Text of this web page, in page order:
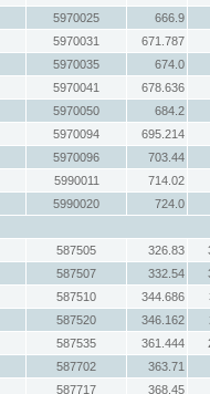
5970025
666.9
5970031
671.787
5970035
674.0
5970041
678.636
5970050
684.2
5970094
695.214
5970096
703.44
5990011
714.02
5990020
724.0
587505 326.83
587507 332.54
587510 344.686
587520 346.162
587535 361.444
587702
363.71
587717 368.45